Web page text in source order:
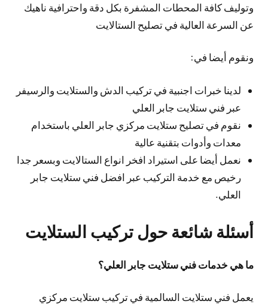
وتوليف كافة المحطات المشفرة بكل دقة واحترافية ناهيك
عن السرعة العالية في تصليح الستالايت
ونقوم أيضا في:
لدينا خبرات اجنبية في تركيب الدش والستلايت والرسيفر
عبر فني ستلايت جابر العلي
نقوم في تصليح ستلايت مركزي جابر العلي باستخدام
معدات وأدوات بتقنية عالية
نعمل أيضا على استيراد افخر انواع الستالايت وبسعر جدا
رخيص مع خدمة التركيب عبر افضل فني ستلايت جابر
العلي.
أسئلة شائعة حول تركيب الستلايت
ما هي خدمات فني ستلايت جابر العلي؟
يعمل فني ستلايت السالمية في تركيب ستلايت مركزي